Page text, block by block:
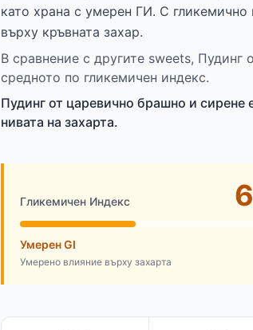
като храна с умерен ГИ. С
върху кръвната захар.
В сравнение с другите sweets,
средното по гликемичен индекс.
Пудинг от царевично брашно и
нивата на захарта.
Гликемичен Индекс
Умерен GI
Умерено влияние върху захарта